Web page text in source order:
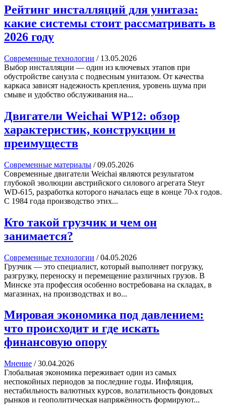
Рейтинг инсталляций для унитаза:
какие системы стоит рассматривать в
2026 году
Современные технологии / 13.05.2026
Выбор инсталляции — один из ключевых этапов при
обустройстве санузла с подвесным унитазом. От качества
каркаса зависят надежность крепления, уровень шума при
смыве и удобство обслуживания на...
Двигатели Weichai WP12: обзор
характеристик, конструкции и
преимуществ
Современные материалы /09.05.2026
Современные двигатели Weichai являются результатом
глубокой эволюции австрийского силового агрегата Steyr
WD-615, разработка которого началась еще в конце 70-х годов.
С 1984 года производство этих...
Кто такой грузчик и чем он
занимается?
Современные технологии /04.05.2026
Грузчик — это специалист, который выполняет погрузку,
разгрузку, переноску и перемещение различных грузов. В
Минске эта профессия особенно востребована на складах, в
магазинах, на производствах и во...
Мировая экономика под давлением:
что происходит и где искать
финансовую опору
Мнение /30.04.2026
Глобальная экономика переживает один из самых
неспокойных периодов за последние годы. Инфляция,
нестабильность валютных курсов, волатильность фондовых
рынков и геополитическая напряжённость формируют...